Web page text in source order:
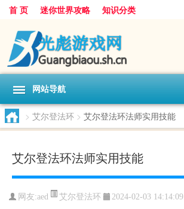
首 页 迷你世界攻略 知识分类
网站导航
> 艾尔登法环 > 艾尔登法环法师实用技能
艾尔登法环法师实用技能
网友:aed 艾尔登法环 2024-02-03 14:14:09